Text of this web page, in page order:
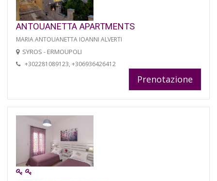
ANTOUANETTA APARTMENTS
MARIA ANTOUANETTA IOANNI ALVERTI
SYROS - ERMOUPOLI
+302281089123, +306936426412
Prenotazione